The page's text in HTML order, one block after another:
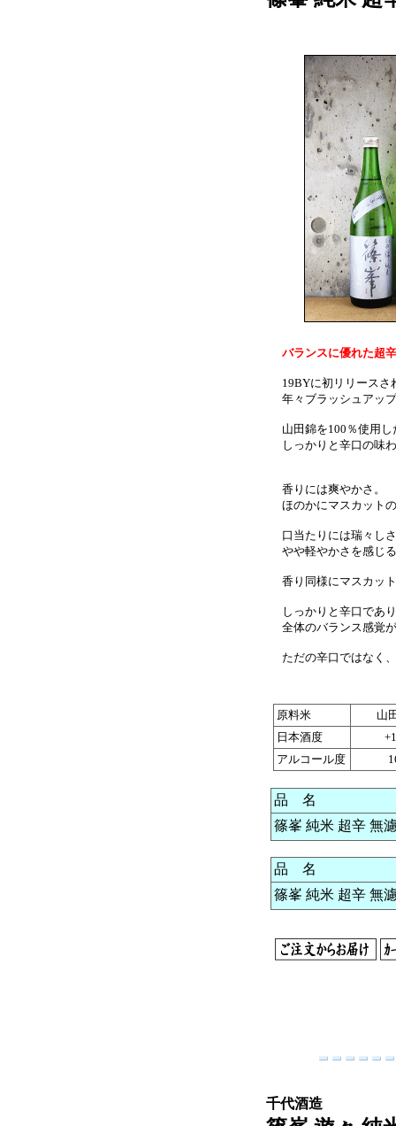
バランスに優れた超
19BYに初リリースさ
年々ブラッシュアッ
山田錦を100％使用し
しっかりと辛口の味
香りには爽やかさ。
ほのかにマスカット
口当たりには瑞々し
やや軽やかさを感じ
香り同様にマスカッ
しっかりと辛口であ
全体のバランス感覚
ただの辛口ではなく
原料米
山
日本酒度
アルコール度
品 名
篠峯 純米 超辛 無
品 名
篠峯 純米 超辛 無
千代酒造